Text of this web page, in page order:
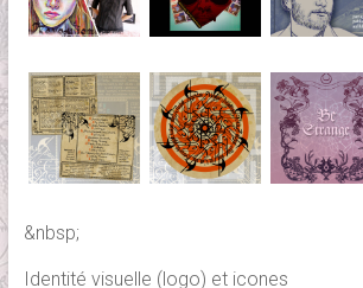
&nbsp;
Identité visuelle (logo) et icones